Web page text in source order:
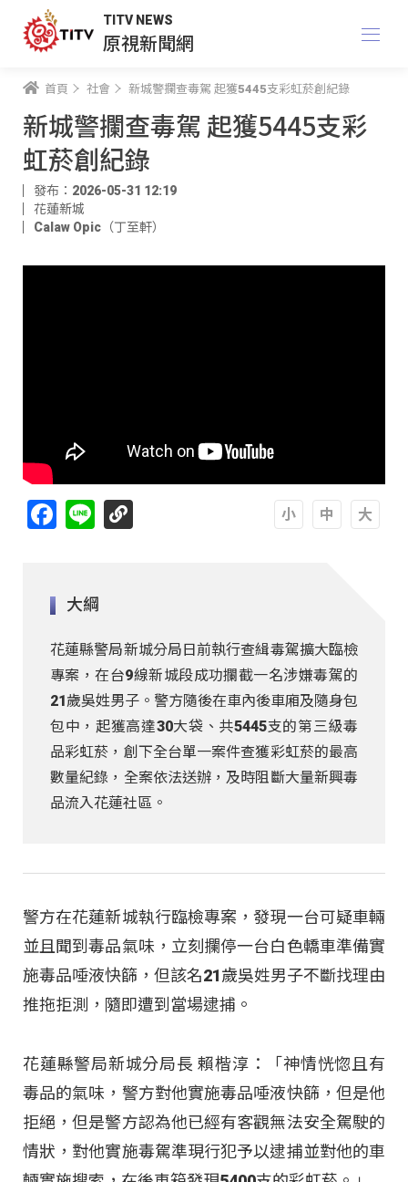
TITV NEWS
原視新聞網
首頁 社會 新城警攔查毒駕 起獲5445支彩虹菸創紀錄
新城警攔查毒駕 起獲5445支彩
虹菸創紀錄
發布：2026-05-31 12:19
花蓮新城
Calaw Opic（丁至軒）
Facebook
Line
大綱
花蓮縣警局新城分局日前執行查緝毒駕擴大臨檢
專案，在台9線新城段成功攔截一名涉嫌毒駕的
21歲吳姓男子。警方隨後在車內後車廂及隨身包
包中，起獲高達30大袋、共5445支的第三級毒
品彩虹菸，創下全台單一案件查獲彩虹菸的最高
數量紀錄，全案依法送辦，及時阻斷大量新興毒
品流入花蓮社區。
警方在花蓮新城執行臨檢專案，發現一台可疑車輛
並且聞到毒品氣味，立刻攔停一台白色轎車準備實
施毒品唾液快篩，但該名21歲吳姓男子不斷找理由
推拖拒測，隨即遭到當場逮捕。
花蓮縣警局新城分局長 賴楷淳：「神情恍惚且有
毒品的氣味，警方對他實施毒品唾液快篩，但是他
拒絕，但是警方認為他已經有客觀無法安全駕駛的
情狀，對他實施毒駕準現行犯予以逮捕並對他的車